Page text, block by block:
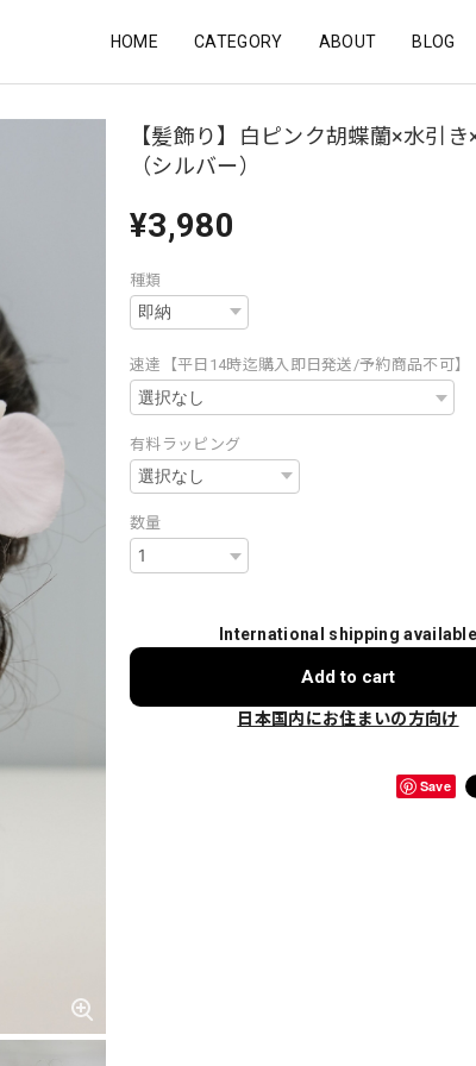
HOME CATEGORY ABOUT BLOG
【髪飾り】白ピンク胡蝶蘭×水引
（シルバー）
¥3,980
種類
速達【平日14時迄購入即日発送/予約商品不可】
有料ラッピング
数量
International shipping
Add to cart
日本国内にお住まいの方向け
Save